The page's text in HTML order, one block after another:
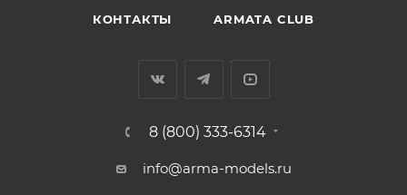
КОНТАКТЫ ARMATA CLUB
8 (800) 333-6314
info@arma-models.ru